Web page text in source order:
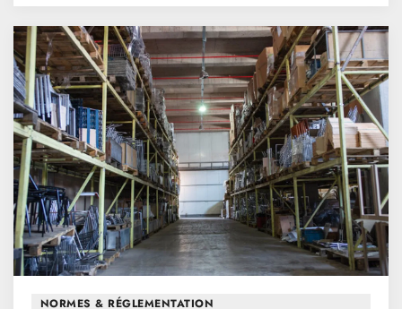
NORMES & RÉGLEMENTATION